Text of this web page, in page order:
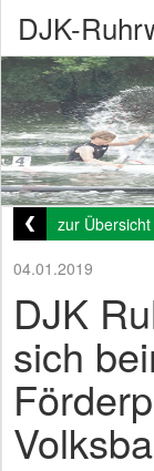
DJK-
zur Übersicht
04.01.2019
DJK
sich